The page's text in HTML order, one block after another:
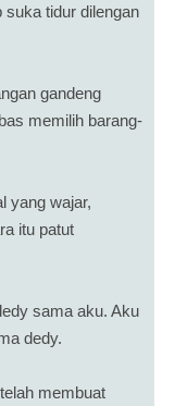
suka tidur dilengan
gandeng
memilih barang-
yang wajar,
itu patut
sama aku. Aku
dedy.
membuat